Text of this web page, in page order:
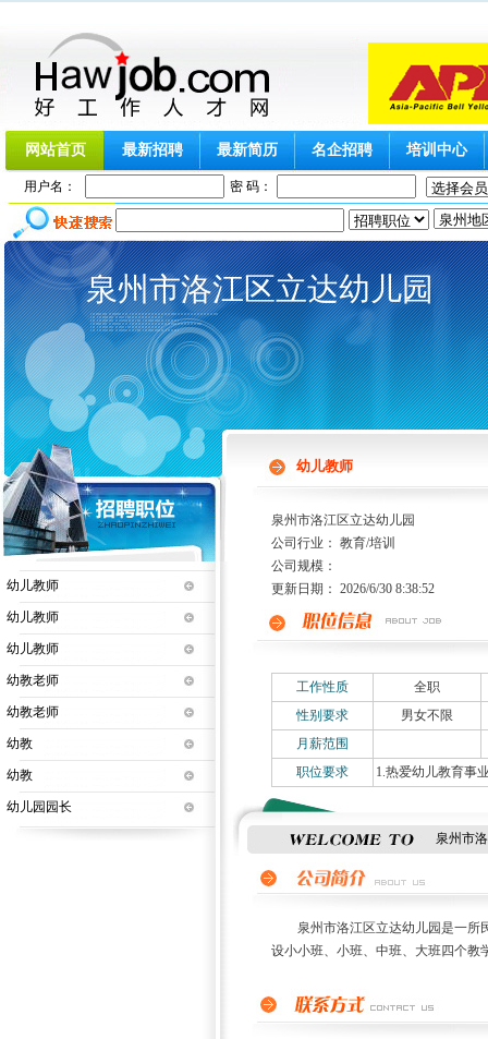
网站首页 最新招聘 最新简历 名企招聘 培训中心
用户名： 密 码：
泉州市洛江区立达幼儿园
幼儿教师
幼儿教师
幼儿教师
幼教老师
幼教老师
幼教
幼教
幼儿园园长
幼儿教师
泉州市洛江区立达幼儿园
公司行业： 教育/培训
公司规模：
更新日期： 2026/6/30 8:38:52
工作性质
全职
性别要求
男女不限
月薪范围
职位要求
1.热爱幼儿教育事
泉州市
泉州市洛江区立达幼儿园是一所民
设小小班、小班、中班、大班四个